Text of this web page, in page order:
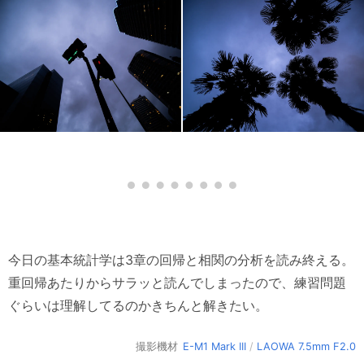
今日の基本統計学は3章の回帰と相関の分析を読み終える。
重回帰あたりからサラッと読んでしまったので、練習問題
ぐらいは理解してるのかきちんと解きたい。
撮影機材 E-M1 Mark III / LAOWA 7.5mm F2.0